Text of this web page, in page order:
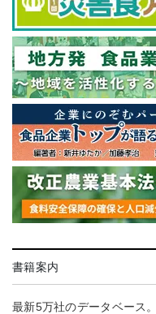
書籍案内
最新5万社のデータベース。